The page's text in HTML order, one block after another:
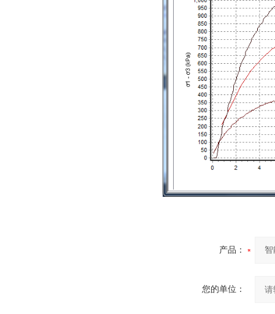
产品：
您的单位：